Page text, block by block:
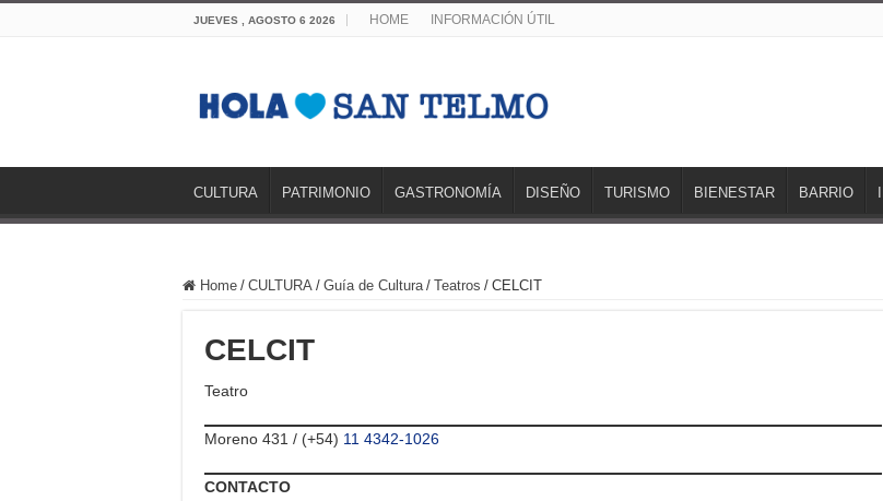
JUEVES , AGOSTO 6 2026 HOME INFORMACIÓN ÚTIL
CULTURA PATRIMONIO GASTRONOMÍA DISEÑO TURISMO BIENESTAR BARRIO
Home / CULTURA / Guía de Cultura / Teatros / CELCIT
CELCIT
Teatro
Moreno 431 / (+54) 11 4342-1026
CONTACTO